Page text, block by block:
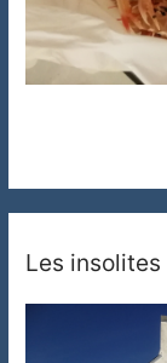
Les insolites